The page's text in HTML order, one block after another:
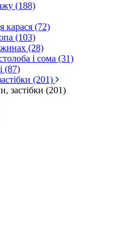
(188)
карася (72)
(103)
(28)
і сома (31)
(87)
(201)
застібки (201)